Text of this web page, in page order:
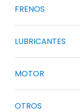
FRENOS
LUBRICANTES
MOTOR
OTROS